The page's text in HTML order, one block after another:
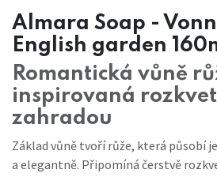
Almara Soap -
English garden
Romantická vůně
inspirovaná
zahradou
Základ vůně tvoří růže, která působí
a elegantně. Připomíná čerstvě